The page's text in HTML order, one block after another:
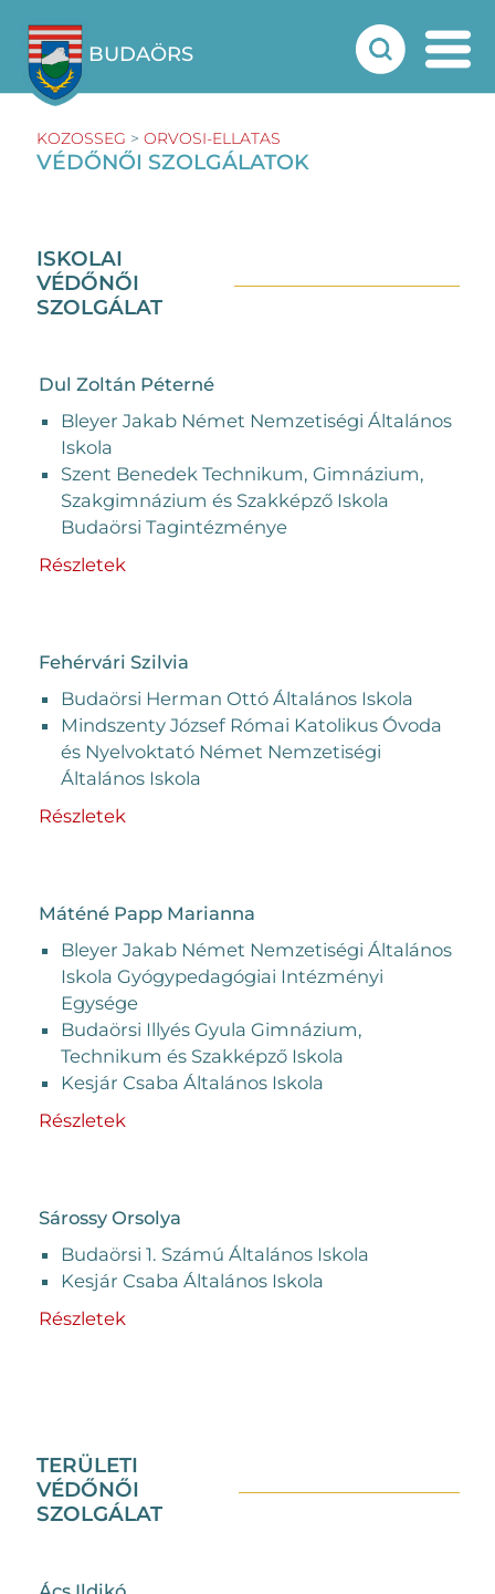
BUDAÖRS
KOZOSSEG > ORVOSI-ELLATAS
VÉDŐNŐI SZOLGÁLATOK
ISKOLAI
VÉDŐNŐI
SZOLGÁLAT
Dul Zoltán Péterné
Bleyer Jakab Német Nemzetiségi Általános
Iskola
Szent Benedek Technikum, Gimnázium,
Szakgimnázium és Szakképző Iskola
Budaörsi Tagintézménye
Részletek
Fehérvári Szilvia
Budaörsi Herman Ottó Általános Iskola
Mindszenty József Római Katolikus Óvoda
és Nyelvoktató Német Nemzetiségi
Általános Iskola
Részletek
Máténé Papp Marianna
Bleyer Jakab Német Nemzetiségi Általános
Iskola Gyógypedagógiai Intézményi
Egysége
Budaörsi Illyés Gyula Gimnázium,
Technikum és Szakképző Iskola
Kesjár Csaba Általános Iskola
Részletek
Sárossy Orsolya
Budaörsi 1. Számú Általános Iskola
Kesjár Csaba Általános Iskola
Részletek
TERÜLETI
VÉDŐNŐI
SZOLGÁLAT